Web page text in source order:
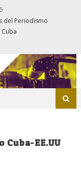
del Periodismo
EE.UU